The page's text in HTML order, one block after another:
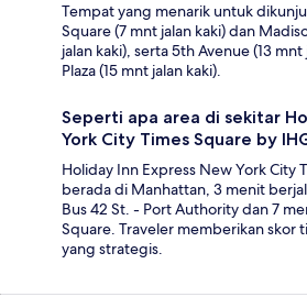
Tempat yang menarik untuk
Square (7 mnt jalan kaki) dan
jalan kaki), serta 5th Avenue (13
Plaza (15 mnt jalan kaki).
Seperti apa area di sekitar
York City Times Square by
Holiday Inn Express New York City
berada di Manhattan, 3 menit
Bus 42 St. - Port Authority dan 7
Square. Traveler memberikan skor
yang strategis.